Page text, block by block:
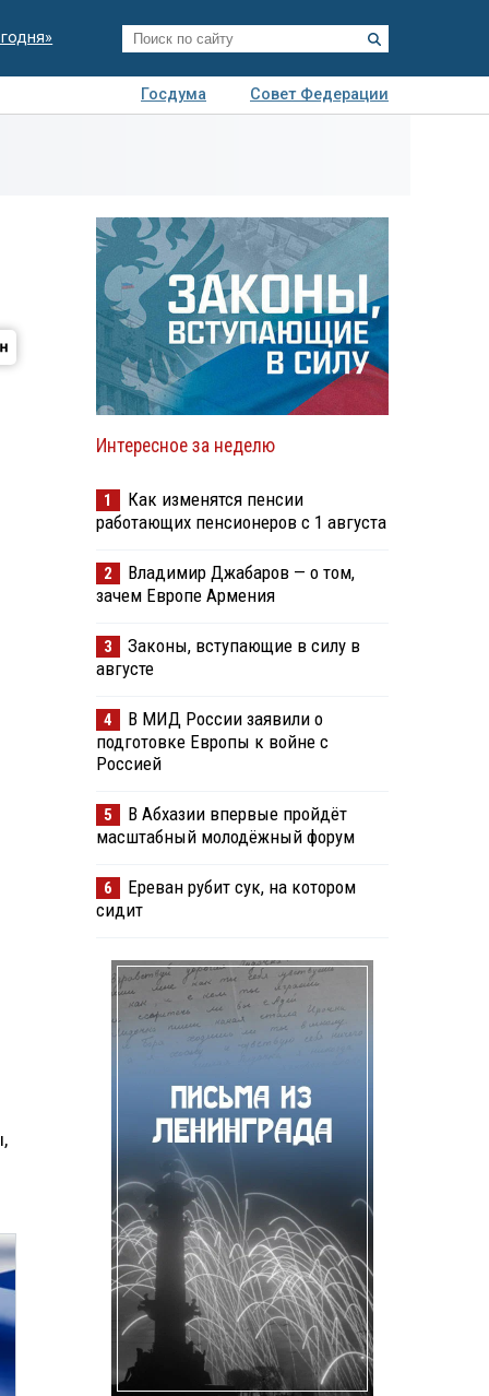
Госдума
Совет Федерации
Интересное за неделю
1
Как изменятся пенсии
работающих пенсионеров с 1 августа
2
Владимир Джабаров — о том,
зачем Европе Армения
3
Законы, вступающие в силу в
августе
4
В МИД России заявили о
подготовке Европы к войне с
Россией
5
В Абхазии впервые пройдёт
масштабный молодёжный форум
6
Ереван рубит сук, на котором
сидит